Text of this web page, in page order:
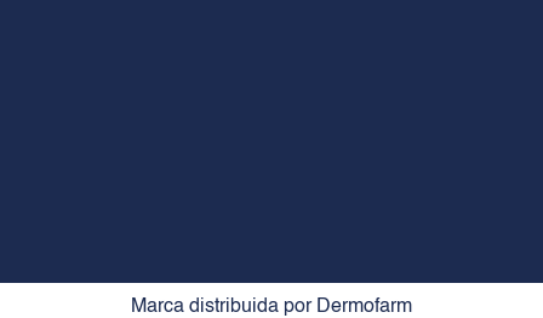
Marca distribuida por Dermofarm